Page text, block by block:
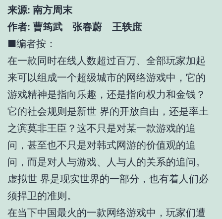
来源: 南方周末
作者: 曹筠武 张春蔚 王轶庶
■编者按：
在一款同时在线人数超过百万、全部玩家加起
来可以组成一个超级城市的网络游戏中，它的
游戏精神是指向乐趣，还是指向权力和金钱？
它的社会规则是新世 界的开放自由，还是率土
之滨莫非王臣？这不只是对某一款游戏的追
问，甚至也不只是对韩式网游的价值观的追
问，而是对人与游戏、人与人的关系的追问。
虚拟世 界是现实世界的一部分，也有着人们必
须捍卫的准则。
在当下中国最火的一款网络游戏中，玩家们遭